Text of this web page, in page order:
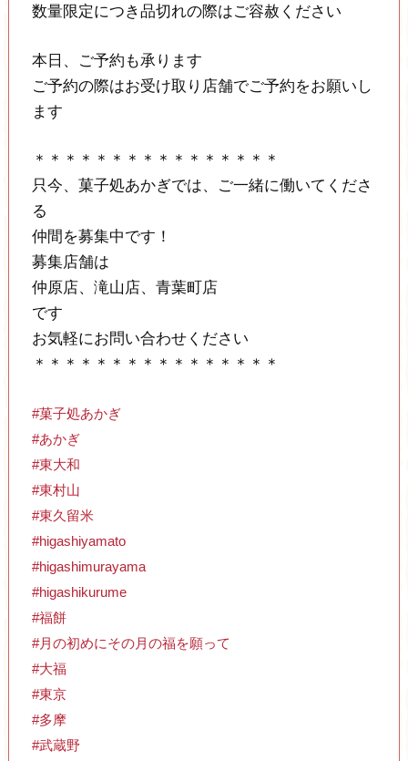
数量限定につき品切れの際はご容赦ください
本日、ご予約も承ります
ご予約の際はお受け取り店舗でご予約をお願いし
ます
＊＊＊＊＊＊＊＊＊＊＊＊＊＊＊＊
只今、菓子処あかぎでは、ご一緒に働いてくださ
る
仲間を募集中です！
募集店舗は
仲原店、滝山店、青葉町店
です
お気軽にお問い合わせください
＊＊＊＊＊＊＊＊＊＊＊＊＊＊＊＊
#菓子処あかぎ
#あかぎ
#東大和
#東村山
#東久留米
#higashiyamato
#higashimurayama
#higashikurume
#福餅
#月の初めにその月の福を願って
#大福
#東京
#多摩
#武蔵野